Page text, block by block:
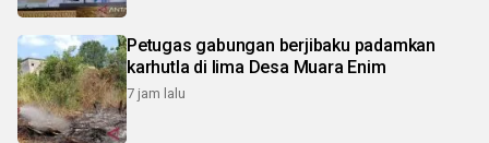
Petugas gabungan berjibaku padamkan
karhutla di lima Desa Muara Enim
7 jam lalu